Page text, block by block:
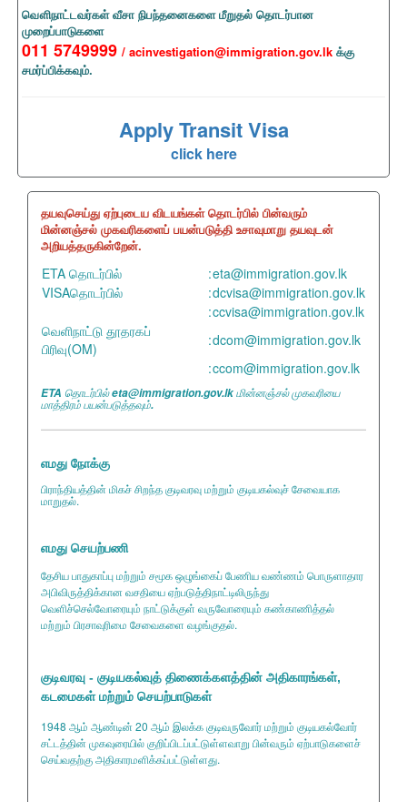
வௌிநாட்டவர்கள் வீசா நிபந்தனைகளை மீறுதல் தொடர்பான
முறைப்பாடுகளை
011 5749999 / acinvestigation@immigration.gov.lk க்கு
சமர்ப்பிக்கவும்.
Apply Transit Visa
click here
தயவுசெய்து ஏற்புடைய விடயங்கள் தொடர்பில் பின்வரும்
மின்னஞ்சல் முகவரிகளைப் பயன்படுத்தி உசாவுமாறு தயவுடன்
அறியத்தருகின்றேன்.
ETA தொடர்பில் :eta@immigration.gov.lk
VISAதொடர்பில்
:dcvisa@immigration.gov.lk
:ccvisa@immigration.gov.lk
வெளிநாட்டு தூதரகப்
பிரிவு(OM)
:dcom@immigration.gov.lk
:ccom@immigration.gov.lk
ETA தொடர்பில் eta@immigration.gov.lk மின்னஞ்சல் முகவரியை
மாத்திரம் பயன்படுத்தவும்.
எமது நோக்கு
பிராந்தியத்தின் மிகச் சிறந்த குடிவரவு மற்றும் குடியகல்வுச் சேவையாக
மாறுதல்.
எமது செயற்பணி
தேசிய பாதுகாப்பு மற்றும் சமூக ஒழுங்கைப் பேணிய வண்ணம் பொருளாதார
அபிவிருத்திக்கான வசதியை ஏற்படுத்திநாட்டிலிருந்து
வெளிச்செல்வோரையும் நாட்டுக்குள் வருவோரையும் கண்காணித்தல்
மற்றும் பிரசாவுரிமை சேவைகளை வழங்குதல்.
குடிவரவு - குடியகல்வுத் திணைக்களத்தின் அதிகாரங்கள்,
கடமைகள் மற்றும் செயற்பாடுகள்
1948 ஆம் ஆண்டின் 20 ஆம் இலக்க குடிவருவோர் மற்றும் குடியகல்வோர்
சட்டத்தின் முகவுரையில் குறிப்பிடப்பட்டுள்ளவாறு பின்வரும் ஏற்பாடுகளைச்
செய்வதற்கு அதிகாரமளிக்கப்பட்டுள்ளது.